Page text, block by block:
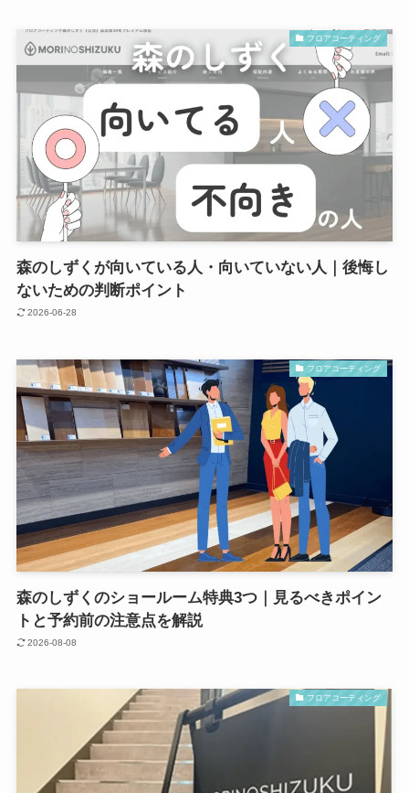
フロアコーティング
森のしずくが向いている人・向いていない人｜後悔し
ないための判断ポイント
2026-06-28
フロアコーティング
森のしずくのショールーム特典3つ｜見るべきポイン
トと予約前の注意点を解説
2026-08-08
フロアコーティング